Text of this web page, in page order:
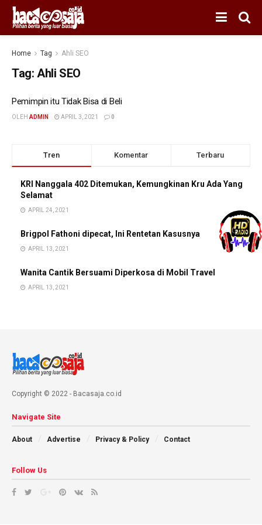
Home Tag Ahli SEO
Tag: Ahli SEO
Pemimpin itu Tidak Bisa di Beli
OLEH ADMIN APRIL 3, 2021 0
Tren Komentar Terbaru
KRI Nanggala 402 Ditemukan, Kemungkinan Kru Ada Yang
Selamat
APRIL 24, 2021
Brigpol Fathoni dipecat, Ini Rentetan Kasusnya
APRIL 13, 2021
Wanita Cantik Bersuami Diperkosa di Mobil Travel
APRIL 13, 2021
Copyright © 2022 - Bacasaja.co.id
Navigate Site
About Advertise Privacy & Policy Contact
Follow Us